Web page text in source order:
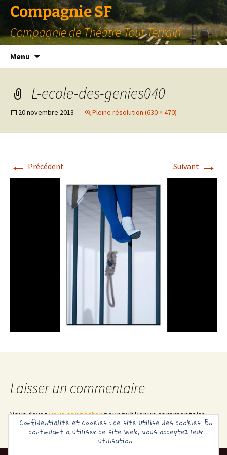
Compagnie SF
Compagnie de Théâtre Tout Terrain
Menu
L-ecole-des-genies040
20 novembre 2013 Pleine résolution (630 × 470)
← Précédent Suivant →
Laisser un commentaire
Vous devezvous connecterpour publier un commentaire.
Confidentialité et cookies : ce site utilise des cookies. En
continuant à utiliser ce site Web, vous acceptez leur
utilisation.